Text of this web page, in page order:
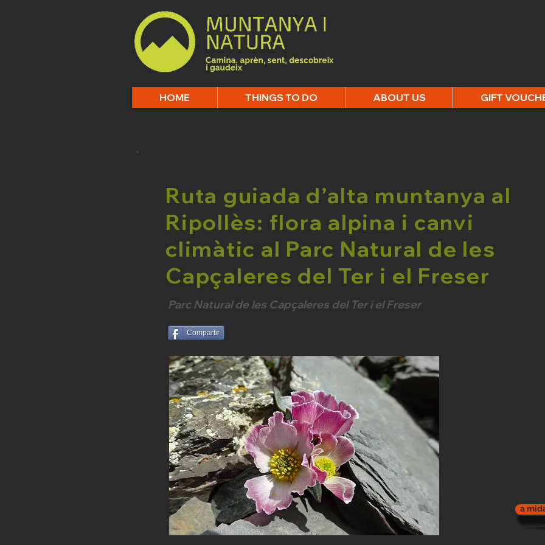
HOME THINGS TO DO ABOUT US GIFT
Ruta guiada d’alta muntanya al
Ripollès: flora alpina i canvi
climàtic al Parc Natural de les
Capçaleres del Ter i el Freser
Parc Natural de les Capçaleres del Ter i el Freser
Compartir
a